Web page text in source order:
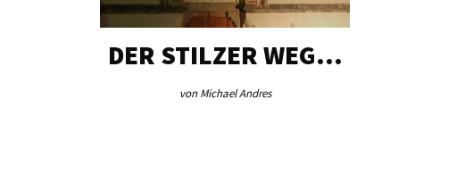
DER STILZER WEG…
von Michael Andres